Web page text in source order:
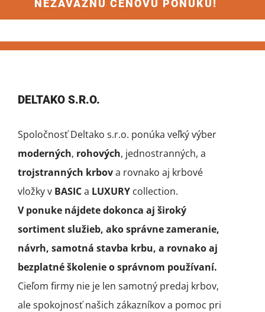
NEZÁVÄZNÚ CENOVÚ PONUKU!
DELTAKO S.R.O.
Spoločnosť Deltako s.r.o. ponúka veľký výber
moderných, rohových, jednostranných, a
trojstranných krbova rovnako aj krbové
vložky v BASICa LUXURY collection.
V ponuke nájdete dokonca aj široký
sortiment služieb, ako správne zameranie,
návrh, samotná stavba krbu, a rovnako aj
bezplatné školenie o správnom používaní.
Cieľom firmy nie je len samotný predaj krbov,
ale spokojnosť našich zákazníkov a pomoc pri